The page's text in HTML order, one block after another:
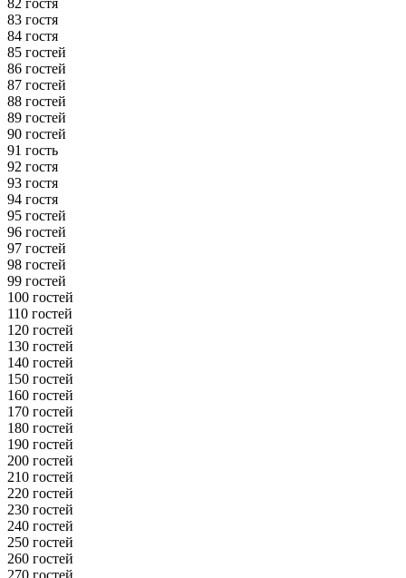
83 гостя
84 гостя
85 гостей
86 гостей
87 гостей
88 гостей
89 гостей
90 гостей
91 гость
92 гостя
93 гостя
94 гостя
95 гостей
96 гостей
97 гостей
98 гостей
99 гостей
100 гостей
110 гостей
120 гостей
130 гостей
140 гостей
150 гостей
160 гостей
170 гостей
180 гостей
190 гостей
200 гостей
210 гостей
220 гостей
230 гостей
240 гостей
250 гостей
260 гостей
270 гостей